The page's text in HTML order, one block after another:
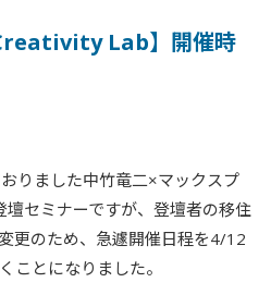
利用規約
Lab】開催時
りました中竹竜二×マックスプ
セミナーですが、 登壇者の移住
更のため、急遽開催日程を4/12
ことになりました。